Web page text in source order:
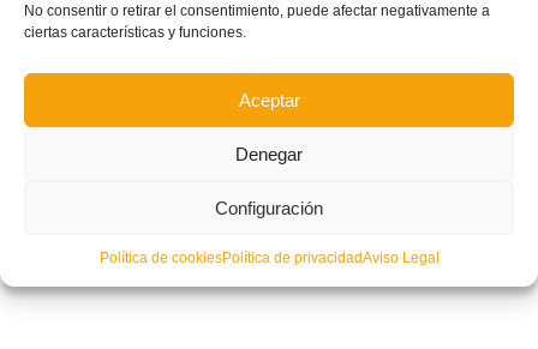
No consentir o retirar el consentimiento, puede afectar negativamente a
ciertas características y funciones.
Aceptar
Denegar
Configuración
Política de cookiesPolítica de privacidadAviso Legal